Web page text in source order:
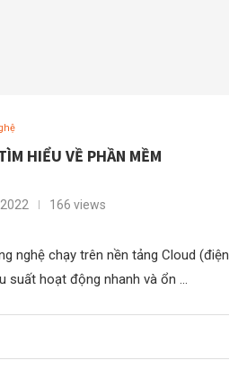
HIỂU VỀ PHẦN MỀM
166 views
nghệ chạy trên nền tảng Cloud (điện
suất hoạt động nhanh và ổn …